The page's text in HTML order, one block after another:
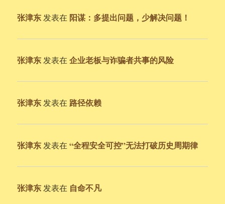
张津东 发表在 阳谋：多提出问题，少解决问题！
张津东 发表在企业老板与诈骗者共事的风险
张津东 发表在 路径依赖
张津东 发表在“全程安全可控”无法打破历史周期律
张津东 发表在 自命不凡